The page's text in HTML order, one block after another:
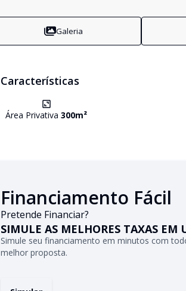
Galeria
Características
Área Privativa 300m²
Financiamento Fácil
Pretende Financiar?
SIMULE AS MELHORES TAXAS EM
Simule seu financiamento em minutos com
melhor proposta.